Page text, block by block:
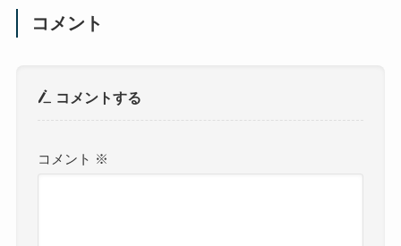
コメント
コメントする
コメント ※